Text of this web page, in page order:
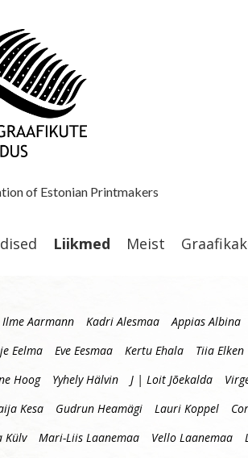
of Estonian Printmakers
Liikmed Meist
Aarmann Kadri Alesmaa Appias Albina
Eelma
Eve Eesmaa Kertu Ehala Tiia Elken
Hoog
Yyhely Hälvin J | Loit Jõekalda
Kesa
Gudrun Heamägi Lauri Koppel
Külv
Mari-Liis Laanemaa Vello Laanemaa